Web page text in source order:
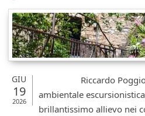
GIU
19
2026
Riccardo Poggio,
ambientale
brillantissimo allievo nei